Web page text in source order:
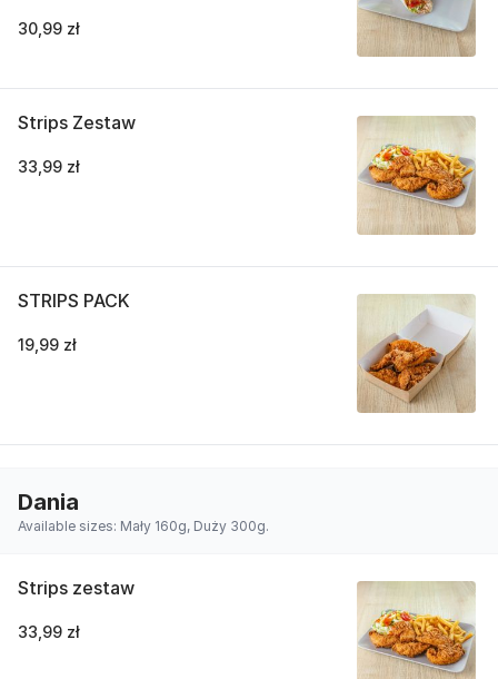
30,99 zł
Strips Zestaw
33,99 zł
STRIPS PACK
19,99 zł
Dania
Available sizes: Mały 160g, Duży 300g.
Strips zestaw
33,99 zł